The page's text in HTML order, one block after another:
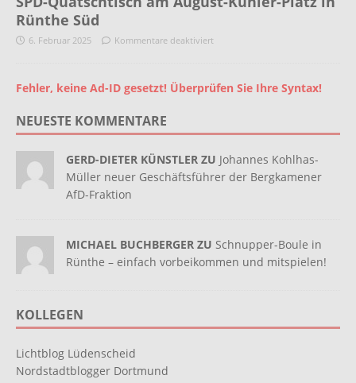
Rünthe Süd
6. Februar 2025 Kommentare deaktiviert
Fehler, keine Ad-ID gesetzt! Überprüfen Sie Ihre Syntax!
NEUESTE KOMMENTARE
GERD-DIETER KÜNSTLER ZU Johannes Kohlhas-
Müller neuer Geschäftsführer der Bergkamener
AfD-Fraktion
MICHAEL BUCHBERGER ZU Schnupper-Boule in
Rünthe – einfach vorbeikommen und mitspielen!
KOLLEGEN
Lichtblog Lüdenscheid
Nordstadtblogger Dortmund